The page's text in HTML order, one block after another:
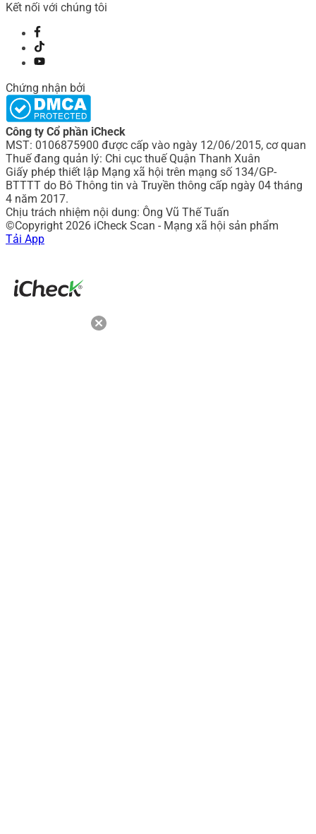
Kết nối với chúng tôi
Chứng nhận bởi
Công ty Cổ phần iCheck
MST: 0106875900 được cấp vào ngày 12/06/2015, cơ quan
Thuế đang quản lý: Chi cục thuế Quận Thanh Xuân
Giấy phép thiết lập Mạng xã hội trên mạng số 134/GP-
BTTTT do Bô Thông tin và Truyền thông cấp ngày 04 tháng
4 năm 2017.
Chịu trách nhiệm nội dung: Ông Vũ Thế Tuấn
©Copyright 2026 iCheck Scan - Mạng xã hội sản phẩm
Tải App